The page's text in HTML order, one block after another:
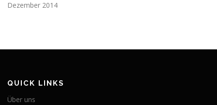
Dezember 2014
QUICK LINKS
Über uns